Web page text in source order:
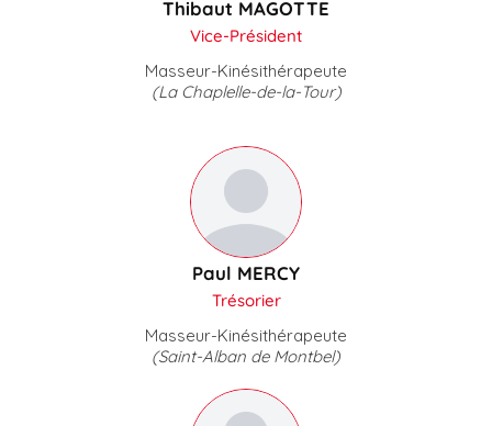
Thibaut MAGOTTE
Vice-Président
Masseur-Kinésithérapeute
(La Chaplelle-de-la-Tour)
Paul MERCY
Trésorier
Masseur-Kinésithérapeute
(Saint-Alban de Montbel)